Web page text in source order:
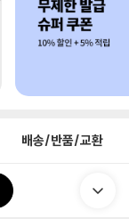
배송/반품/교환